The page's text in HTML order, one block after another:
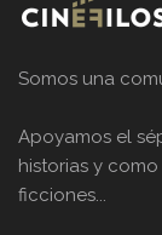
Somos una
Apoyamos el
historias y
ficciones...